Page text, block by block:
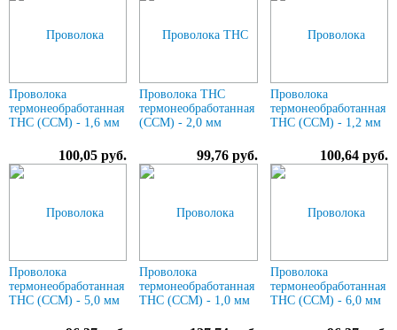
Проволока
термонеобработанная
ТНС (ССМ) - 1,6 мм
100,05 руб.
Проволока ТНС
термонеобработанная
(ССМ) - 2,0 мм
99,76 руб.
Проволока
термонеобработанная
ТНС (ССМ) - 1,2 мм
100,64 руб.
Проволока
термонеобработанная
ТНС (ССМ) - 5,0 мм
Проволока
термонеобработанная
ТНС (ССМ) - 1,0 мм
Проволока
термонеобработанная
ТНС (ССМ) - 6,0 мм